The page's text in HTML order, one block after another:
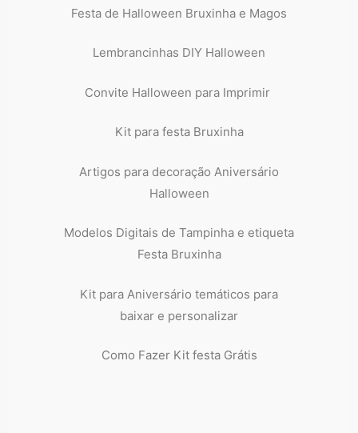
Festa de Halloween Bruxinha e Magos
Lembrancinhas DIY Halloween
Convite Halloween para Imprimir
Kit para festa Bruxinha
Artigos para decoração Aniversário
Halloween
Modelos Digitais de Tampinha e etiqueta
Festa Bruxinha
Kit para Aniversário temáticos para
baixar e personalizar
Como Fazer Kit festa Grátis